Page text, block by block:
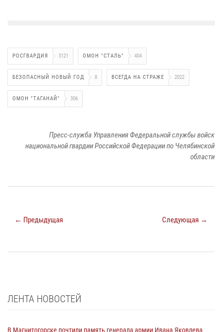
РОСГВАРДИЯ 3121 ОМОН "СТАЛЬ" 404
БЕЗОПАСНЫЙ НОВЫЙ ГОД 8 ВСЕГДА НА СТРАЖЕ 2022
ОМОН "ТАГАНАЙ" 306
Пресс-служба Управления Федеральной службы войск
национальной гвардии Российской Федерации по Челябинской
области
← Предыдущая Следующая →
ЛЕНТА НОВОСТЕЙ
В Магнитогорске почтили память генерала армии Ивана Яковлева